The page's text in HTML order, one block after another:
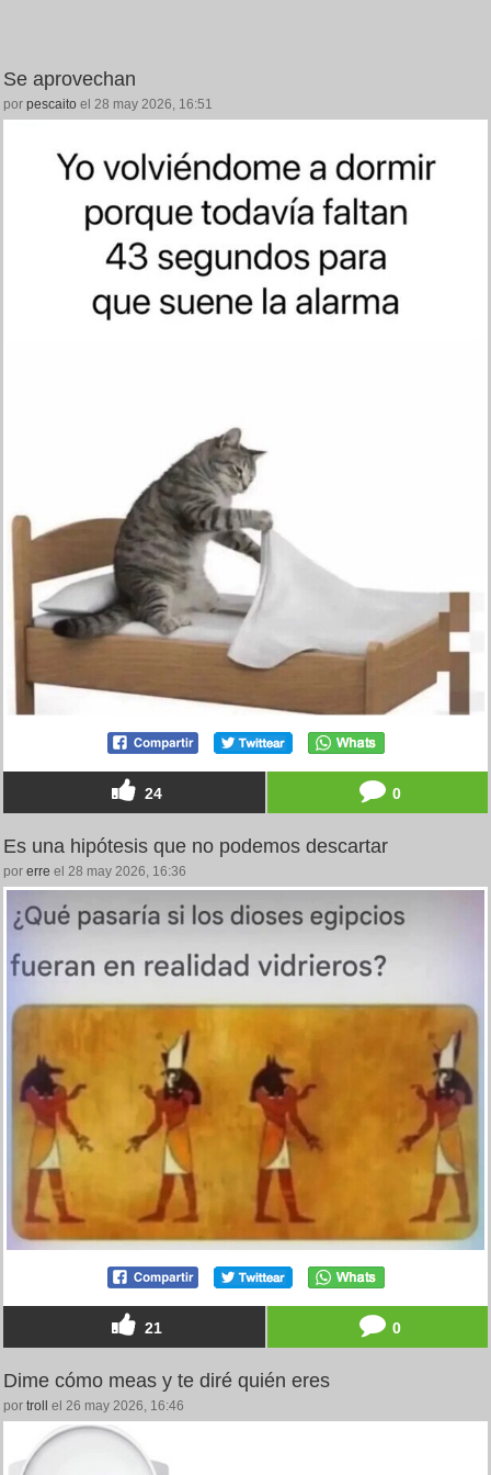
Se aprovechan
por pescaito el 28 may 2026, 16:51
24 0
Es una hipótesis que no podemos descartar
por erre el 28 may 2026, 16:36
21 0
Dime cómo meas y te diré quién eres
por troll el 26 may 2026, 16:46